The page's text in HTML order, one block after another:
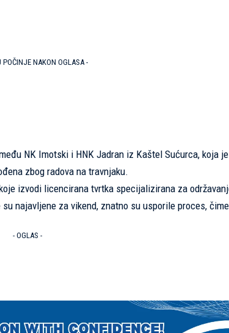
POČINJE NAKON OGLASA -
NK Imotski i HNK Jadran iz Kaštel Sućurca, koja
zbog radova na travnjaku.
izvodi licencirana tvrtka specijalizirana za
najavljene za vikend, znatno su usporile proces,
- OGLAS -